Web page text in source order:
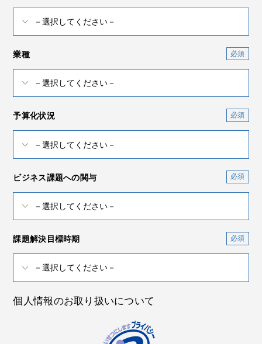
業種
予算化状況
ビジネス課題への関与
課題解決目標時期
個人情報のお取り扱いについて